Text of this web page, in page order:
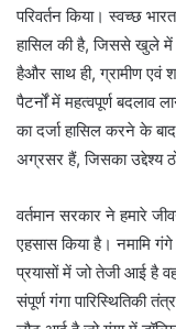
परिवर्तन किया। स्वच्छ
हासिल की है, जिससे खुले में
हैऔर साथ ही, ग्रामीण एवं
पैटर्नों में महत्वपूर्ण
का दर्जा हासिल करने के
अग्रसर हैं, जिसका उद्देश्य
वर्तमान सरकार ने हमारे
एहसास किया है। नमामि
प्रयासों में जो तेजी आई है
संपूर्ण गंगा पारिस्थितिकी